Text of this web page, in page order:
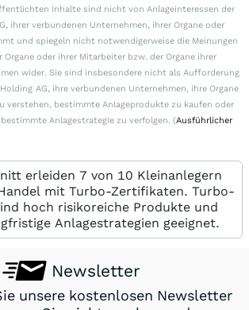
Inhalte sind nicht von Anlageinteressen der
ihrer verbundenen Unternehmen, ihrer Organe oder
und spiegeln nicht notwendigerweise die Meinungen
oder ihrer Mitarbeiter bzw. der Organe ihrer
wider. Sie sind insbesondere nicht als Aufforderung
AG, ihre verbundenen Unternehmen, ihre Organe
verstehen, bestimmte Anlageprodukte zu kaufen oder
Anlagestrategie zu verfolgen. (Ausführlicher
erleiden 7 von 10 Kleinanlegern
mit Turbo-Zertifikaten. Turbo-
hoch risikoreiche Produkte und
Anlagestrategien geeignet.
Newsletter
unsere kostenlosen Newsletter